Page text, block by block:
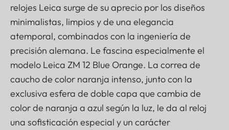
relojes Leica surge de su aprecio por los diseños
minimalistas, limpios y de una elegancia
atemporal, combinados con la ingeniería de
precisión alemana. Le fascina especialmente el
modelo Leica ZM 12 Blue Orange. La correa de
caucho de color naranja intenso, junto con la
exclusiva esfera de doble capa que cambia de
color de naranja a azul según la luz, le da al reloj
una sofisticación especial y un carácter